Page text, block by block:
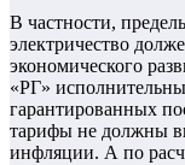
В частности,
электричество
экономического
«РГ»
гарантированных
тарифы не должны
инфляции. А по